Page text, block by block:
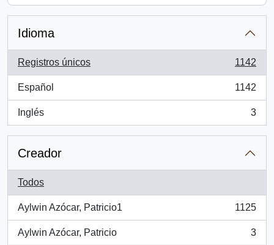
Idioma
Registros únicos
, 1142 resultados
1142
Español
, 1142 resultados
1142
Inglés
, 3 resultados
3
Creador
Todos
Aylwin Azócar, Patricio1
, 1125 resultados
1125
Aylwin Azócar, Patricio
, 3 resultados
3